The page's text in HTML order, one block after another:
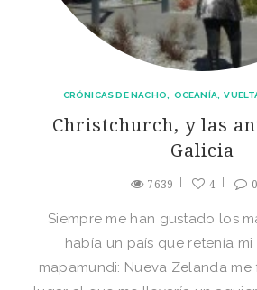
CRÓNICAS DE NACHO OCEANÍA
Christchurch, y las
Galicia
7639 4 0
Siempre me han gustado los
había un país que retenía
mapamundi: Nueva Zelanda me